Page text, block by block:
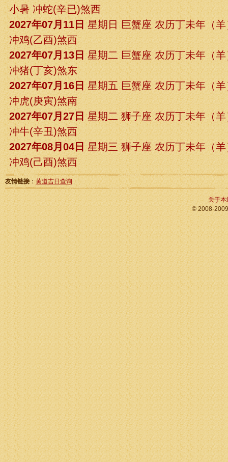
小暑 冲蛇(辛已)煞西
2027年07月11日 星期日 巨蟹座 农历丁未年（
冲鸡(乙酉)煞西
2027年07月13日 星期二 巨蟹座 农历丁未年（
冲猪(丁亥)煞东
2027年07月16日 星期五 巨蟹座 农历丁未年（
冲虎(庚寅)煞南
2027年07月27日 星期二 狮子座 农历丁未年（
冲牛(辛丑)煞西
2027年08月04日 星期三 狮子座 农历丁未年（
冲鸡(己酉)煞西
友情链接：黄道吉日查询
关于本
© 2008-